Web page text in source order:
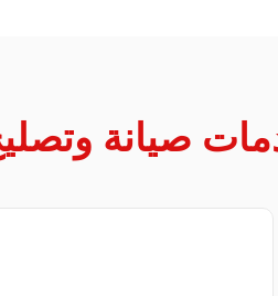
صيانة